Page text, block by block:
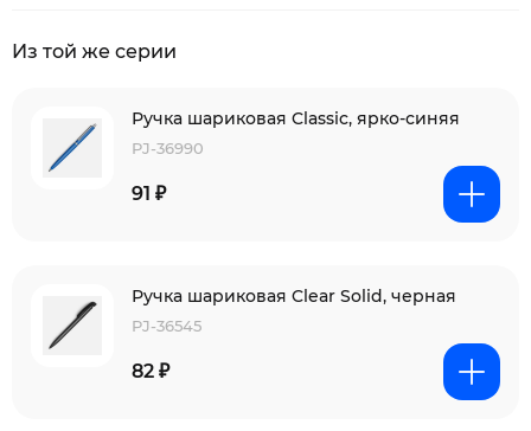
Из той же серии
Ручка шариковая Classic, ярко-синяя
PJ-36990
91 ₽
Ручка шариковая Clear Solid, черная
PJ-36545
82 ₽